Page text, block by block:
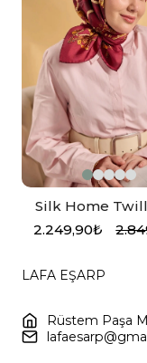
Silk Home
Eşarp 11530-12
2.249,90₺
LAFA EŞARP
Rüstem Paşa